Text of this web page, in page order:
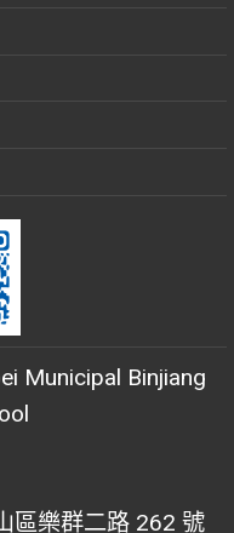
Municipal Binjiang
區樂群二路 262 號